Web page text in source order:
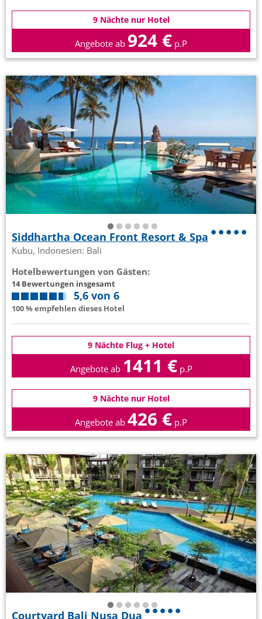
9 Nächte nur Hotel
Angebote ab 924 € p.P
Siddhartha Ocean Front Resort & Spa
Kubu, Indonesien: Bali
Hotelbewertungen von Gästen:
14 Bewertungen insgesamt
5,6 von 6
100 % empfehlen dieses Hotel
9 Nächte Flug + Hotel
Angebote ab 1411 € p.P
9 Nächte nur Hotel
Angebote ab 426 € p.P
Courtyard Bali Nusa Dua